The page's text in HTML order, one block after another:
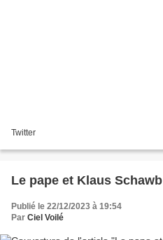
Twitter
Le pape et Klaus Schawb
Publié le 22/12/2023 à 19:54
Par Ciel Voilé